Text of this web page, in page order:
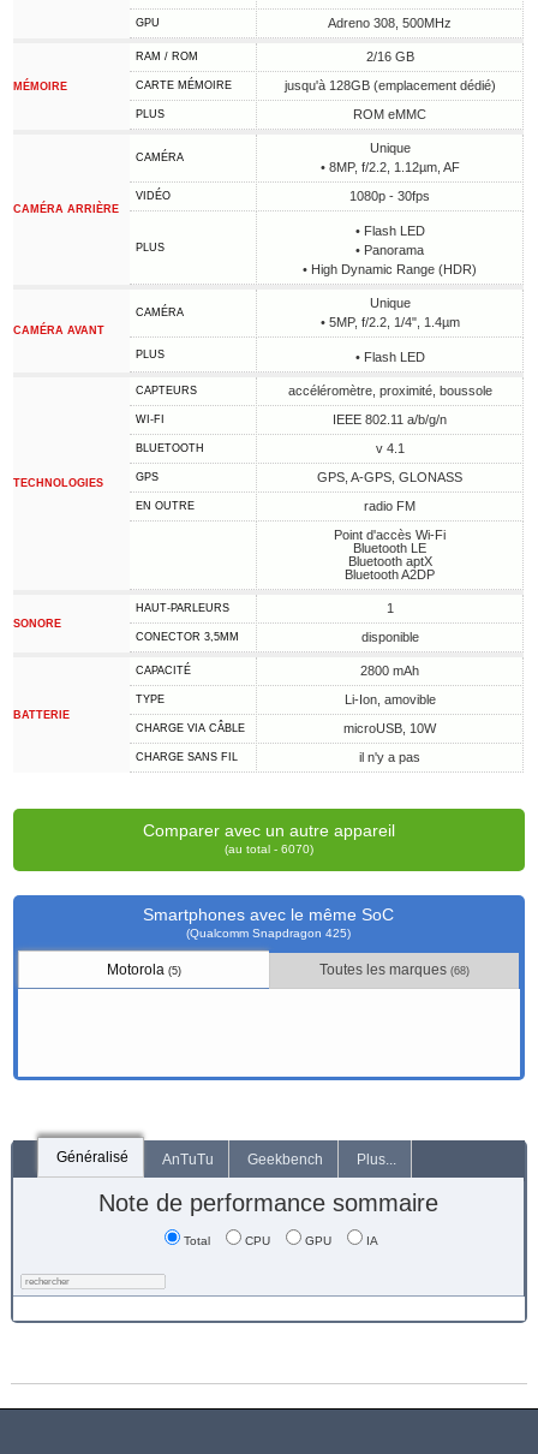
GPU Adreno 308, 500MHz
MÉMOIRE
RAM / ROM 2/16 GB
CARTE MÉMOIRE jusqu'à 128GB (emplacement dédié)
PLUS ROM eMMC
CAMÉRA ARRIÈRE
CAMÉRA
Unique
• 8MP, f/2.2, 1.12µm, AF
VIDÉO 1080p - 30fps
PLUS
• Flash LED
• Panorama
• High Dynamic Range (HDR)
CAMÉRA AVANT
CAMÉRA
Unique
• 5MP, f/2.2, 1/4", 1.4µm
PLUS • Flash LED
TECHNOLOGIES
CAPTEURS accéléromètre, proximité, boussole
WI-FI IEEE 802.11 a/b/g/n
BLUETOOTH v 4.1
GPS GPS, A-GPS, GLONASS
EN OUTRE
radio FM
Point d'accès Wi-Fi
Bluetooth LE
Bluetooth aptX
Bluetooth A2DP
SONORE
HAUT-PARLEURS 1
CONECTOR 3,5MM disponible
BATTERIE
CAPACITÉ 2800 mAh
TYPE Li-Ion, amovible
CHARGE VIA CÂBLE microUSB, 10W
CHARGE SANS FIL il n'y a pas
Comparer avec un autre appareil
(au total - 6070)
Smartphones avec le même SoC
(Qualcomm Snapdragon 425)
Motorola(5) Toutes les marques(68)
Généralisé AnTuTu Geekbench Plus...
Note de performance sommaire
Total CPU GPU IA